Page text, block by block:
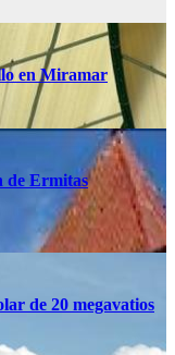
en Miramar
de Ermitas
de 20 megavatios